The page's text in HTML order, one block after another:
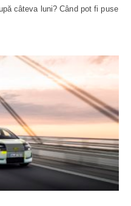
câteva luni? Când pot fi puse